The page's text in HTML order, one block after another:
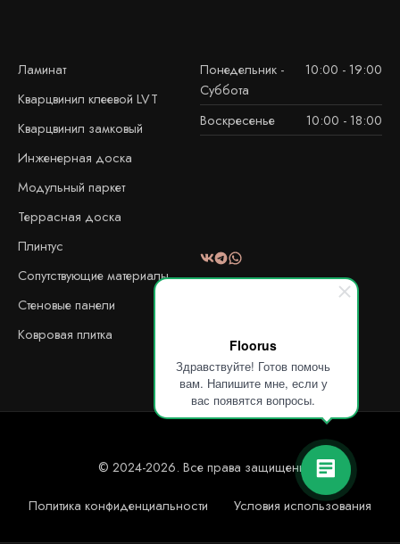
Floorus
Здравствуйте! Готов помочь
вам. Напишите мне, если у
вас появятся вопросы.
Ламинат
Кварцвинил клеевой LVT
Кварцвинил замковый
Инженерная доска
Модульный паркет
Террасная доска
Плинтус
Сопутствующие материалы
Стеновые панели
Ковровая плитка
Понедельник -
Суббота
10:00 - 19:00
Воскресенье 10:00 - 18:00
© 2024-2026. Все права защищены!
Политика конфиденциальности Условия использования